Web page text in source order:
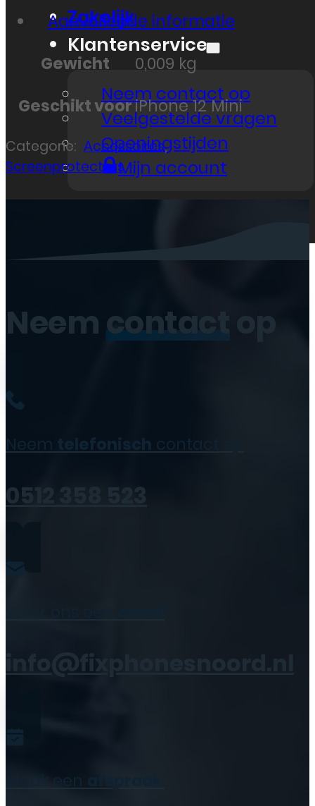
Zakelijk
Klantenservice
Neem contact op
Veelgestelde vragen
Openingstijden
Mijn account
Aanvullende informatie
Gewicht
0,009 kg
Geschikt vooriPhone 12 Mini
Categorie: Accessoires,
Screenprotectors
Neemcontact
Neem telefonisch contact op
0512 358 523
info@fixphonesnoord.nl